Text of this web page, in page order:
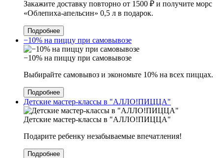
Закажите доставку повторно от 1500 ₽ и получите морс
«Облепиха-апельсин» 0,5 л в подарок.
Подробнее
−10% на пиццу при самовывозе
−10% на пиццу при самовывозе
Выбирайте самовывоз и экономьте 10% на всех пиццах.
Подробнее
Детские мастер-классы в "АЛЛО!ПИЦЦА"
Детские мастер-классы в "АЛЛО!ПИЦЦА"
Подарите ребенку незабываемые впечатления!
Подробнее